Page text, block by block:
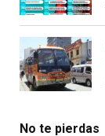
No te pierdas